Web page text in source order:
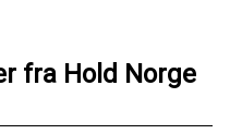
fra Hold Norge